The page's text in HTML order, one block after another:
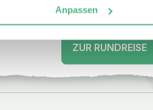
Anpassen
ab € 1.370,- p.P. bei 2 Personen
ZUR RUNDREISE